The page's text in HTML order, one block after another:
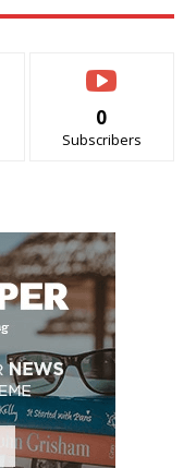
0
Subscribers